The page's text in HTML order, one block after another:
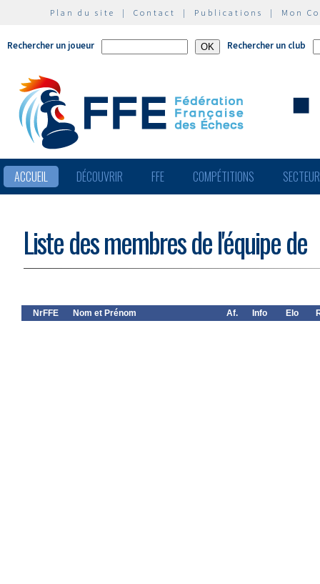
Plan du site | Contact | Publications | Mon
Rechercher un joueur Rechercher un club
ACCUEIL DÉCOUVRIR FFE COMPÉTITIONS
Liste des membres de l'équipe de
NrFFE Nom et Prénom Af. Info Elo